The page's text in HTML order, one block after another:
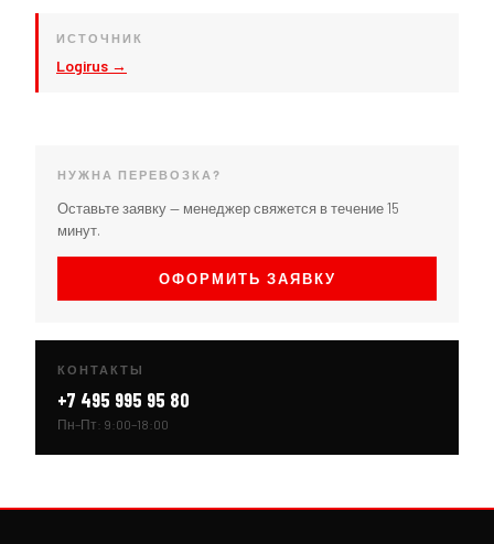
ИСТОЧНИК
Logirus →
НУЖНА ПЕРЕВОЗКА?
Оставьте заявку — менеджер свяжется в течение 15
минут.
ОФОРМИТЬ ЗАЯВКУ
КОНТАКТЫ
+7 495 995 95 80
Пн–Пт: 9:00–18:00